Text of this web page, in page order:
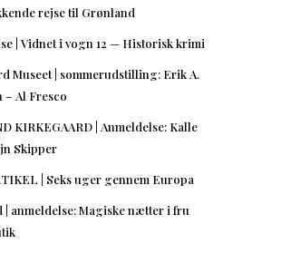
rejse til Grønland
| Vidnet i vogn 12 — Historisk krimi
Museet | sommerudstilling: Erik A.
– Al Fresco
KIRKEGAARD | Anmeldelse: Kalle
Skipper
| Seks uger gennem Europa
| anmeldelse: Magiske nætter i fru